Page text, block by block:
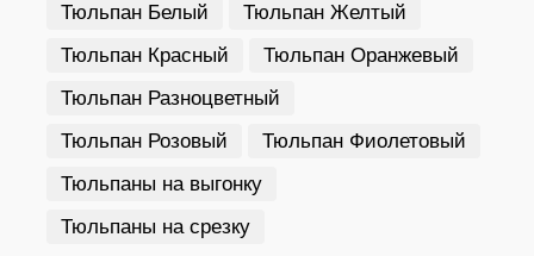
Тюльпан Белый
Тюльпан Желтый
Тюльпан Красный
Тюльпан Оранжевый
Тюльпан Разноцветный
Тюльпан Розовый
Тюльпан Фиолетовый
Тюльпаны на выгонку
Тюльпаны на срезку